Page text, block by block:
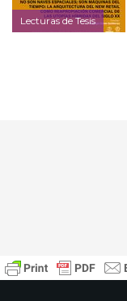
Lecturas de Tesis